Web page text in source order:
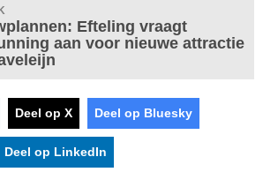
Efteling vraagt
aan voor nieuwe attractie
Deel op X Deel op Bluesky
Deel op LinkedIn